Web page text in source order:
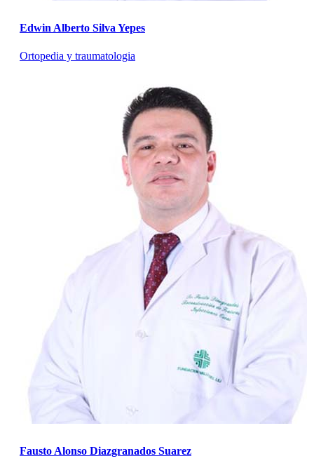
Edwin Alberto Silva Yepes
Ortopedia y traumatologia
Fausto Alonso Diazgranados Suarez